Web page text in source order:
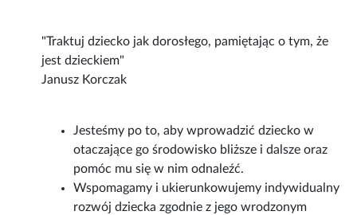
"Traktuj dziecko jak dorosłego, pamiętając o tym, że
jest dzieckiem"
Janusz Korczak
Jesteśmy po to, aby wprowadzić dziecko w
otaczające go środowisko bliższe i dalsze oraz
pomóc mu się w nim odnaleźć.
Wspomagamy i ukierunkowujemy indywidualny
rozwój dziecka zgodnie z jego wrodzonym